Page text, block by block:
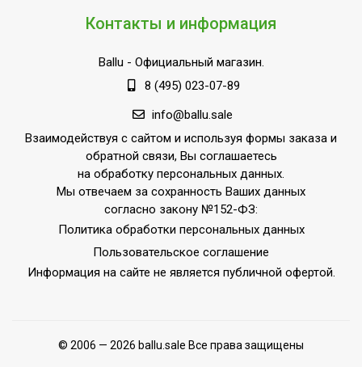
Контакты и информация
Ballu - Официальный магазин.
8 (495) 023-07-89
info@ballu.sale
Взаимодействуя с сайтом и используя формы заказа и
обратной связи, Вы соглашаетесь
на обработку персональных данных.
Мы отвечаем за сохранность Ваших данных
согласно закону №152-ФЗ:
Политика обработки персональных данных
Пользовательское соглашение
Информация на сайте не является публичной офертой.
© 2006 — 2026 ballu.sale Все права защищены